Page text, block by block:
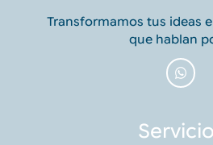
Transformamos tus ideas
que hablan